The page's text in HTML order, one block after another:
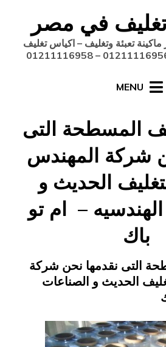
في مصر
ماكينة تعبئة وتغليف – اكياس تغليف
MENU
المسطحة التى
شركة المهندس
الحديث و
– ام تو
باك
on
التى نقدمها نحن شركة
الحديث و الصناعات